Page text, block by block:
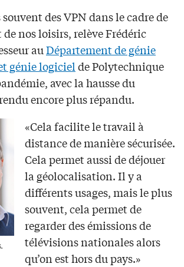
des VPN dans le cadre de
nos loisirs, relève Frédéric
auDépartement de génie
génie logicielde Polytechnique
avec la hausse du
encore plus répandu.
«Cela facilite le travail à
distance de manière sécurisée.
Cela permet aussi de déjouer
la géolocalisation. Il y a
différents usages, mais le plus
souvent, cela permet de
regarder des émissions de
télévisions nationales alors
qu’on est hors du pays.»